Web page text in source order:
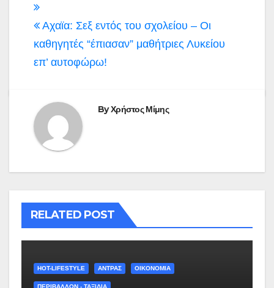
Αχαϊα: Σεξ εντός του σχολείου – Οι
καθηγητές “έπιασαν” μαθήτριες Λυκείου
επ’ αυτοφώρω!
ByΧρήστος Μίμης
RELATED POST
HOT-LIFESTYLE ΆΝΤΡΑΣ ΟΙΚΟΝΟΜΙΑ
ΠΕΡΙΒΑΛΛΟΝ - ΤΑΞΙΔΙΑ